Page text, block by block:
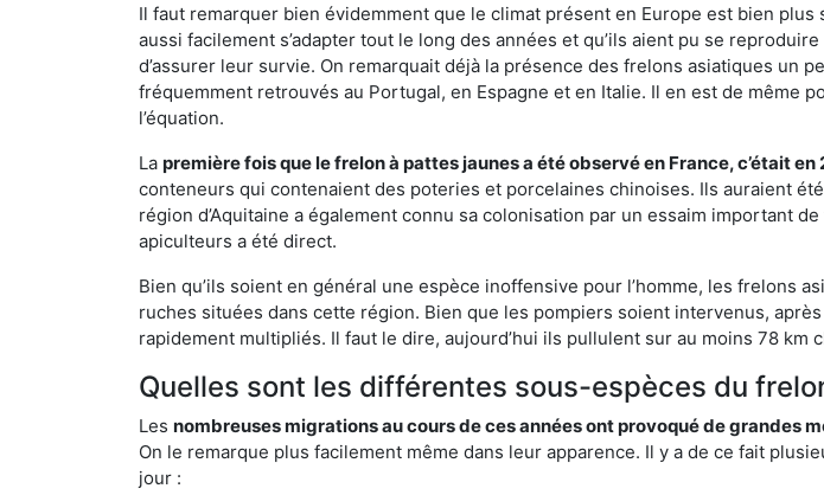
Il faut remarquer bien évidemment que le climat présent en Europe est bien plus
aussi facilement s’adapter tout le long des années et qu’ils aient pu se
d’assurer leur survie. On remarquait déjà la présence des frelons asiatiques un
fréquemment retrouvés au Portugal, en Espagne et en Italie. Il en est de même
l’équation.
La première fois que le frelon à pattes jaunes a été observé en France, c’était en
conteneurs qui contenaient des poteries et porcelaines chinoises. Ils auraient
région d’Aquitaine a également connu sa colonisation par un essaim important
apiculteurs a été direct.
Bien qu’ils soient en général une espèce inoffensive pour l’homme, les frelons
ruches situées dans cette région. Bien que les pompiers soient intervenus,
rapidement multipliés. Il faut le dire, aujourd’hui ils pullulent sur au moins 78 km
Quelles sont les différentes sous-espèces du
Les nombreuses migrations au cours de ces années ont provoqué de grandes
On le remarque plus facilement même dans leur apparence. Il y a de ce fait
jour :